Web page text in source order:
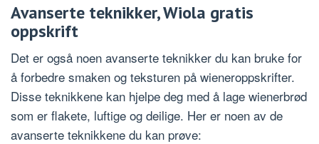
Avanserte teknikker, Wiola gratis
oppskrift
Det er også noen avanserte teknikker du kan bruke for
å forbedre smaken og teksturen på wieneroppskrifter.
Disse teknikkene kan hjelpe deg med å lage wienerbrød
som er flakete, luftige og deilige. Her er noen av de
avanserte teknikkene du kan prøve: